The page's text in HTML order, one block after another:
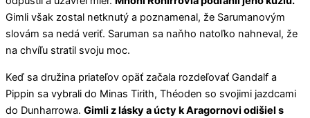
Gimli však zostal netknutý a poznamenal, že Sarumanovým
slovám sa nedá veriť. Saruman sa naňho natoľko nahneval, že
na chvíľu stratil svoju moc.
Keď sa družina priateľov opäť začala rozdeľovať Gandalf a
Pippin sa vybrali do Minas Tirith, Théoden so svojimi jazdcami
do Dunharrowa. Gimli z lásky a úcty k Aragornovi odišiel s